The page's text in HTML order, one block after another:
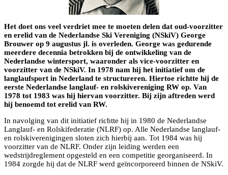
Het doet ons veel verdriet mee te moeten delen dat oud-voorzitter
en erelid van de Nederlandse Ski Vereniging (NSkiV) George
Brouwer op 9 augustus jl. is overleden. George was gedurende
meerdere decennia betrokken bij de ontwikkeling van de
Nederlandse wintersport, waaronder als vice-voorzitter en
voorzitter van de NSkiV. In 1978 nam hij het initiatief om de
langlaufsport in Nederland te structureren. Hiertoe richtte hij de
eerste Nederlandse langlauf- en rolskivereniging RW op. Van
1978 tot 1983 was hij hiervan voorzitter. Bij zijn aftreden werd
hij benoemd tot erelid van RW.
In navolging van dit initiatief richtte hij in 1980 de Nederlandse
Langlauf- en Rolskifederatie (NLRF) op. Alle Nederlandse langlauf-
en rolskiverenigingen sloten zich hierbij aan. Tot 1984 was hij
voorzitter van de NLRF. Onder zijn leiding werden een
wedstrijdreglement opgesteld en een competitie georganiseerd. In
1984 zorgde hij dat de NLRF werd geïncorporeerd binnen de NSkiV.